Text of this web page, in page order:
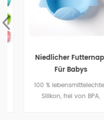
Niedlicher Futternapf
Für Babys
100 % lebensmittelechtes
Silikon, frei von BPA,